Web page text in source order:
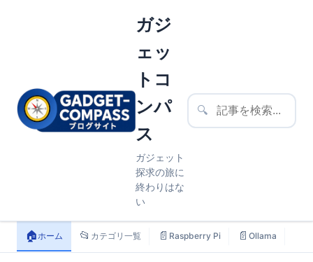
ガジ
ェッ
トコ
ンパ
ス
ガジェット
探求の旅に
終わりはな
い
🔍
🏠ホーム 📂 カテゴリ一覧 📄 Raspberry Pi 📄 Ollama